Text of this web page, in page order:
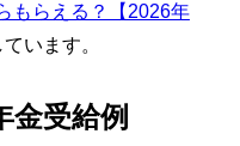
もらえる？【2026年
います。
金受給例